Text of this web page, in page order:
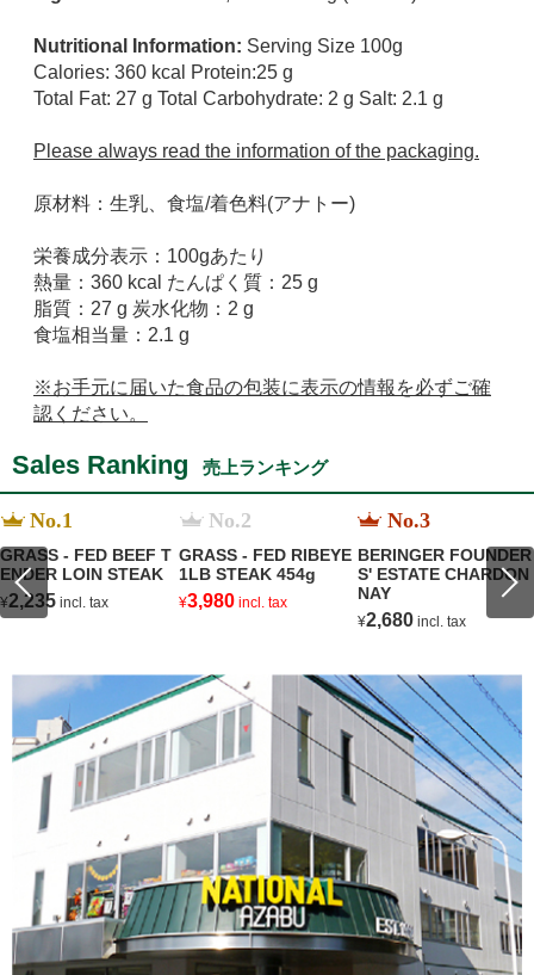
Nutritional Information: Serving Size 100g
Calories: 360 kcal Protein:25 g
Total Fat: 27 g Total Carbohydrate: 2 g Salt: 2.1 g
Please always read the information of the packaging.
原材料：生乳、食塩/着色料(アナトー)
栄養成分表示：100gあたり
熱量：360 kcal たんぱく質：25 g
脂質：27 g 炭水化物：2 g
食塩相当量：2.1 g
※お手元に届いた食品の包装に表示の情報を必ずご確
認ください。
Sales Ranking 売上ランキング
No.1
GRASS - FED BEEF T
ENDER LOIN STEAK
¥2,235 incl. tax
No.2
GRASS - FED RIBEYE
1LB STEAK 454g
¥3,980 incl. tax
No.3
BERINGER FOUNDER
S' ESTATE CHARDON
NAY
¥2,680 incl. tax